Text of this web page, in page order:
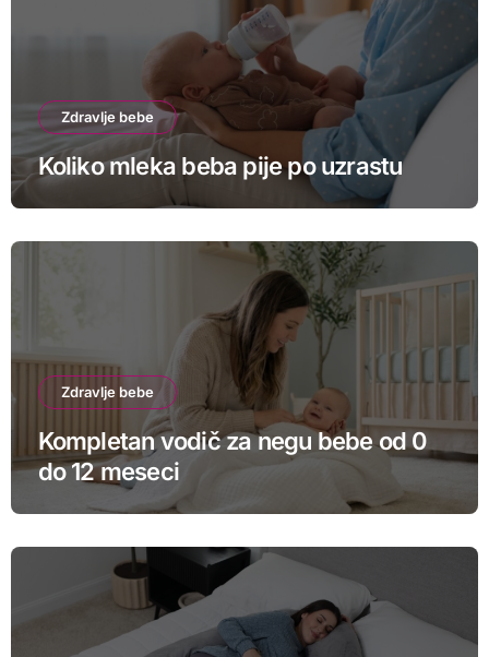
Zdravlje bebe
Koliko mleka beba pije po uzrastu
Zdravlje bebe
Kompletan vodič za negu bebe od 0
do 12 meseci